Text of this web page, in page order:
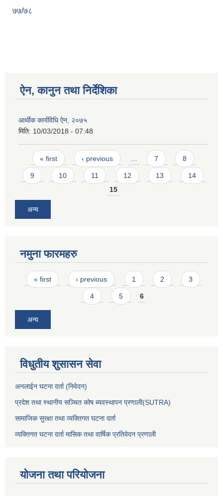
७७/७८
ऐन, कानुन तथा निर्देशिका
आर्थीक कार्यविधि ऐन, २०७५
मिति: 10/03/2018 - 07:48
Pages
« first ‹ previous 7 8
9 10 11 12 13
14
15
अन्य
नमुना फारमहरु
Pages
« first ‹ previous 1 2 3
4 5 6
अन्य
विधुतीय शुसासन सेवा
अनलाईन घटना दर्ता (निवेदन)
प्रदेश तथा स्थानीय सञ्चित कोष ब्यवस्थापन प्रणाली(SUTRA)
सामाजिक सुरक्षा तथा व्यक्तिगत घटना दर्ता
व्यक्तिगत घटना दर्ता मासिक तथा वार्षिक प्रतिवेदन प्रणाली
योजना तथा परियोजना